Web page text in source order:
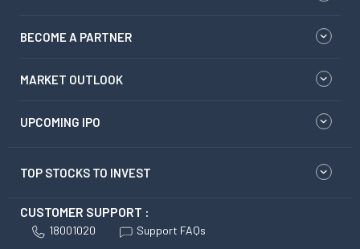
BECOME A PARTNER
MARKET OUTLOOK
UPCOMING IPO
TOP STOCKS TO INVEST
CUSTOMER SUPPORT :
18001020 Support FAQs